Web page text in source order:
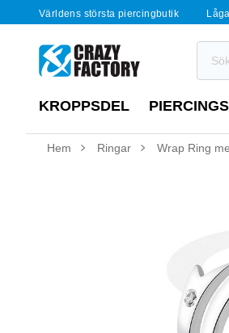
Världens största piercingbutik
KROPPSDEL
Hem Ringar Wrap Ring